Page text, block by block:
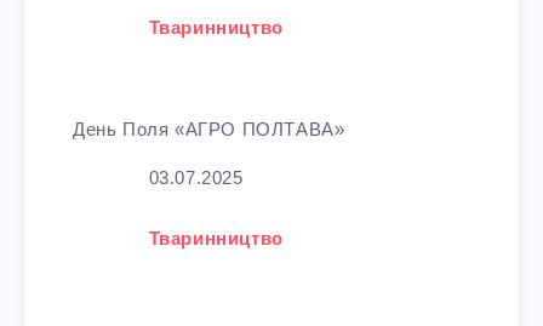
У зв'язку з тим, що
Тваринництво
День Поля «АГРО ПОЛТАВА»
03.07.2025
У зв'язку з тим, що
Тваринництво